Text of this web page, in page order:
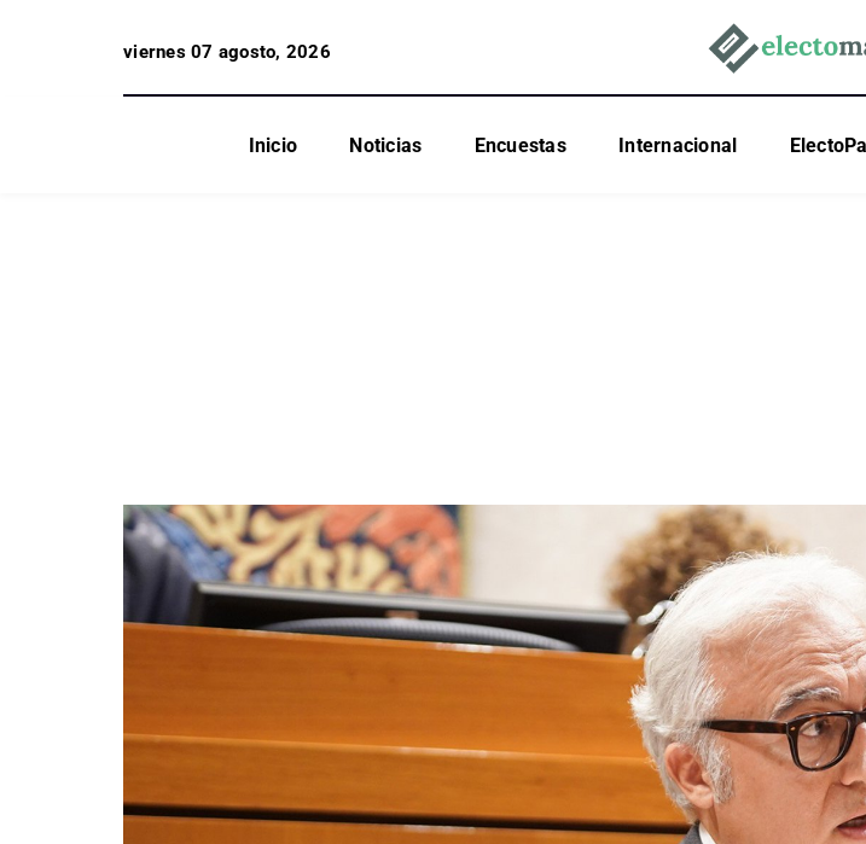
viernes 07 agosto, 2026
Inicio Noticias Encuestas Internacional